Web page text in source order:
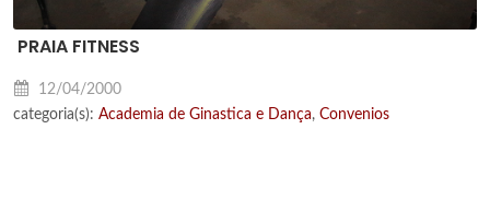
PRAIA FITNESS
12/04/2000
categoria(s): Academia de Ginastica e Dança, Convenios